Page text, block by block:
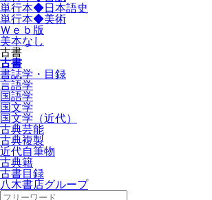
単行本◆日本語史
単行本◆美術
Ｗｅｂ版
美本なし
古書
古書
書誌学・目録
言語学
国語学
国文学
国文学（近代）
古典芸能
古典複製
近代自筆物
古典籍
古書目録
八木書店グループ